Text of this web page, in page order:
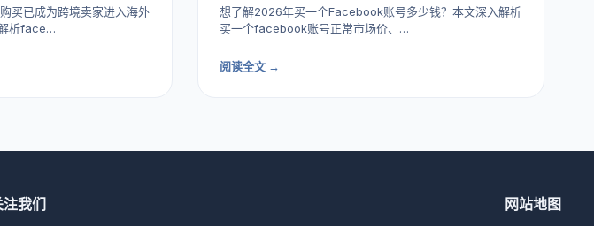
买已成为跨境卖家进入海外
析face…
想了解2026年买一个Facebook账号多少钱？本文深入解析
买一个facebook账号正常市场价、…
阅读全文 →
注我们 网站地图